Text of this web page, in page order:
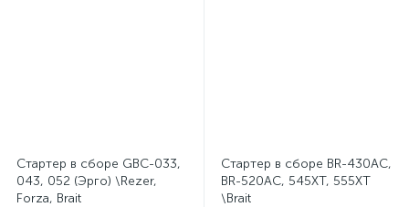
Стартер в сборе GBC-033,
043, 052 (Эрго) \Rezer,
Forza, Brait
Стартер в сборе BR-430AС,
BR-520AС, 545XT, 555XT
\Brait